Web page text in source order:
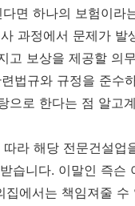
면 하나의 보험이라
과정에서 문제가 발
보상을 제공할 의
법규와 규정을 준수
으로 한다는 점 알고
라 해당 전문건설업
습니다. 이말인 즉슨
에서는 책임져줄